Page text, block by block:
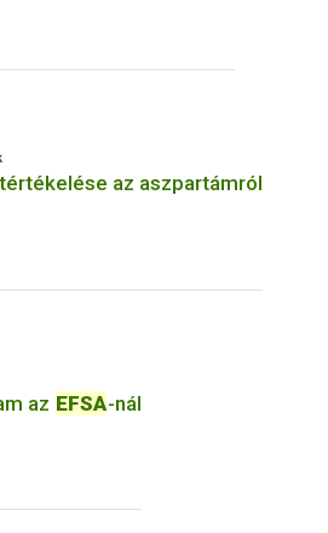
az aszpartámról
az EFSA-nál